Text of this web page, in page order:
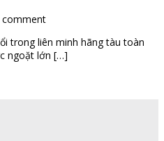
comment
trong liên minh hãng tàu toàn
ngoặt lớn […]